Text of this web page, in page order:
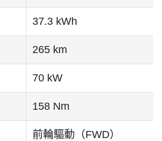
37.3 kWh
265 km
70 kW
158 Nm
前輪驅動（FWD）